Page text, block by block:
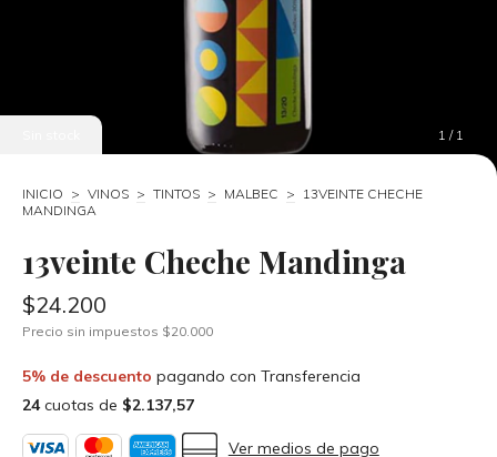
1 / 1
INICIO > VINOS > TINTOS > MALBEC > 13VEINTE CHECHE
MANDINGA
13veinte Cheche Mandinga
$24.200
Precio sin impuestos $20.000
5% de descuento pagando con Transferencia
24cuotas de $2.137,57
Ver medios de pago